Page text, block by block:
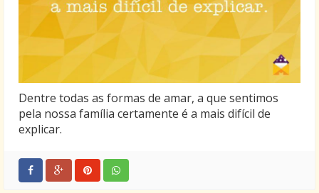
Dentre todas as formas de amar, a que sentimos
pela nossa família certamente é a mais difícil de
explicar.